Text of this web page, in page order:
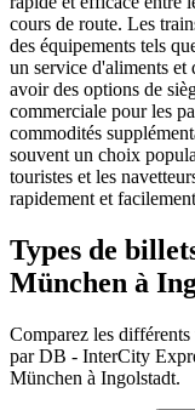
cours de route. Les
des équipements tels
un service d'aliments et
avoir des options de
commerciale pour les
commodités
souvent un choix
touristes et les
rapidement et
Types de
München à
Comparez les
par DB - InterCity
München à Ingolstadt.